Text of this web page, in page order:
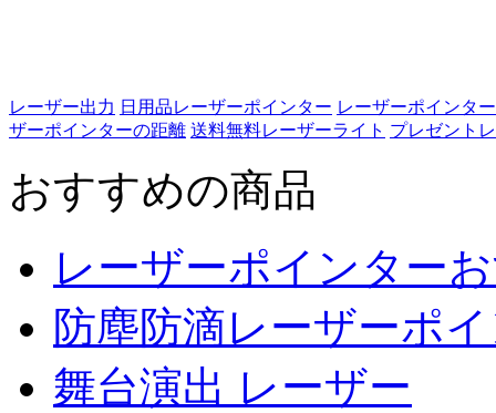
レーザー出力 日用品レーザーポインター レーザーポインタ
ザーポインターの距離 送料無料レーザーライト プレゼント
おすすめの商品
レーザーポインター
防塵防滴レーザーポ
舞台演出 レーザー